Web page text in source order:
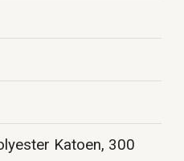
Katoen, 300